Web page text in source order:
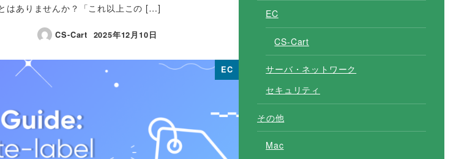
はありませんか？「これ以上この […]
CS-Cart
投稿日
2025年12月10日
EC
EC
CS-Cart
サーバ・ネットワーク
セキュリティ
その他
Mac